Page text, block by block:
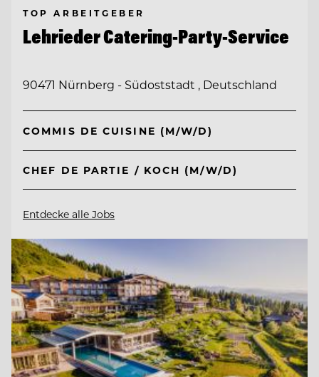
TOP ARBEITGEBER
Lehrieder Catering-Party-Service
90471 Nürnberg - Südoststadt , Deutschland
COMMIS DE CUISINE (M/W/D)
CHEF DE PARTIE / KOCH (M/W/D)
Entdecke alle Jobs